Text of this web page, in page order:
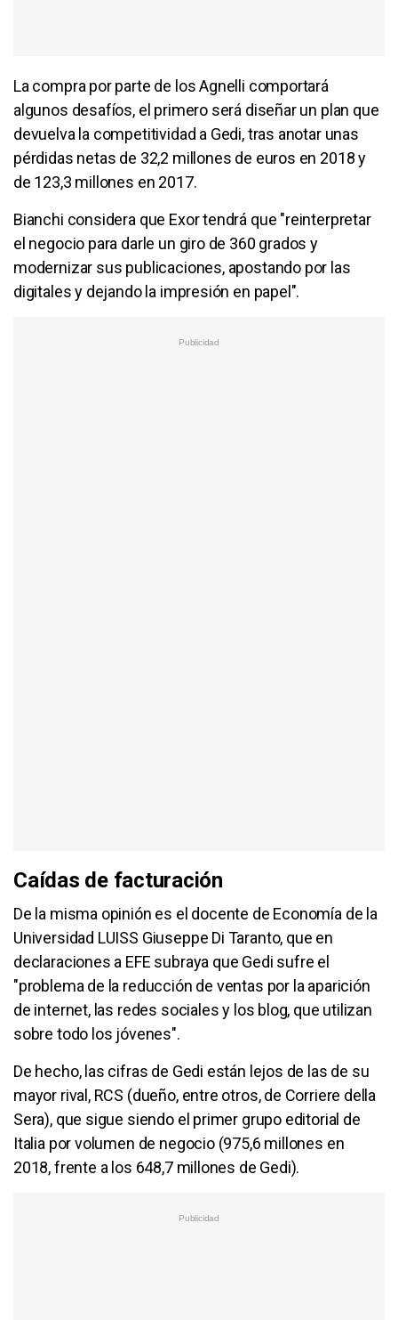
La compra por parte de los Agnelli comportará
algunos desafíos, el primero será diseñar un plan que
devuelva la competitividad a Gedi, tras anotar unas
pérdidas netas de 32,2 millones de euros en 2018 y
de 123,3 millones en 2017.
Bianchi considera que Exor tendrá que "reinterpretar
el negocio para darle un giro de 360 grados y
modernizar sus publicaciones, apostando por las
digitales y dejando la impresión en papel".
Caídas de facturación
De la misma opinión es el docente de Economía de la
Universidad LUISS Giuseppe Di Taranto, que en
declaraciones a EFE subraya que Gedi sufre el
"problema de la reducción de ventas por la aparición
de internet, las redes sociales y los blog, que utilizan
sobre todo los jóvenes".
De hecho, las cifras de Gedi están lejos de las de su
mayor rival, RCS (dueño, entre otros, de Corriere della
Sera), que sigue siendo el primer grupo editorial de
Italia por volumen de negocio (975,6 millones en
2018, frente a los 648,7 millones de Gedi).